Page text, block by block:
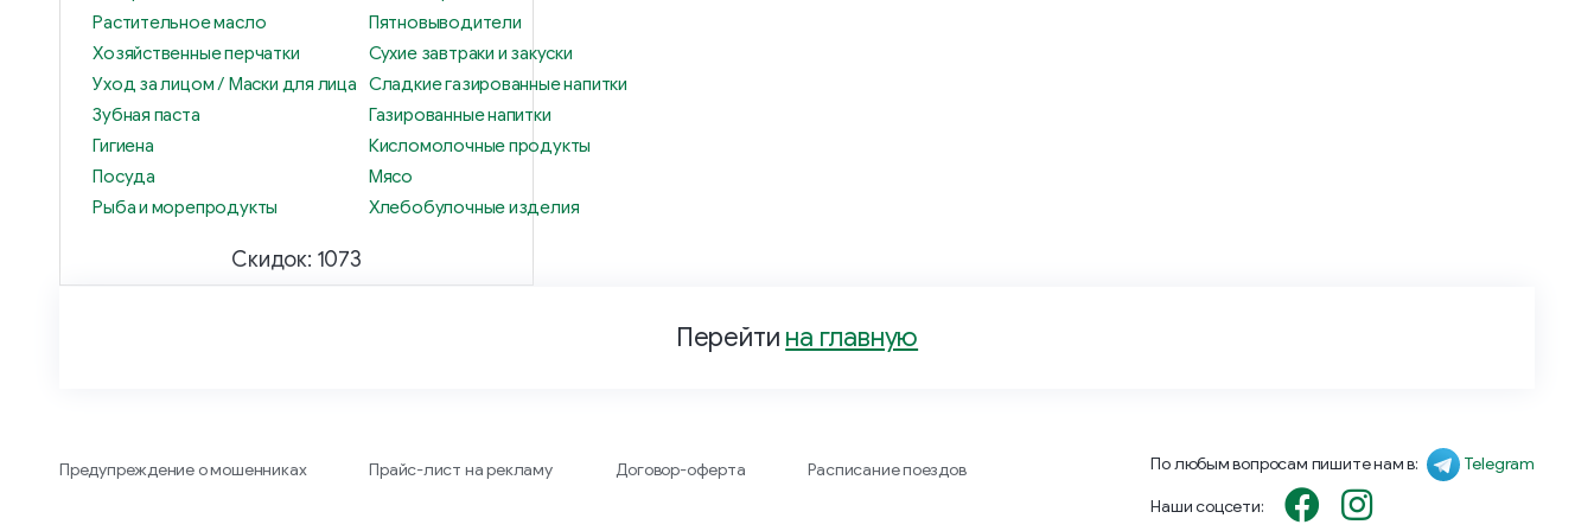
Растительное масло
Пятновыводители
Хозяйственные перчатки
Сухие завтраки и закуски
Уход за лицом / Маски для лица
Сладкие газированные напитки
Зубная паста
Газированные напитки
Гигиена
Кисломолочные продукты
Посуда
Мясо
Рыба и морепродукты
Хлебобулочные изделия
Скидок: 1073
Перейти на главную
Предупреждение о мошенниках Прайс-лист на рекламу Договор-оферта Расписание поездов По любым вопросам пишите нам в: Telegram
Наши соцсети: